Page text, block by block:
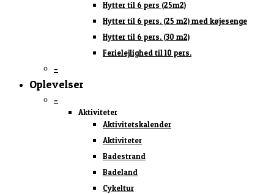
Hytter til 6 pers (25m2)
Hytter til 6 pers. (25 m2) med køjesenge
Hytter til 6 pers. (30 m2)
Ferielejlighed til 10 pers.
–
Oplevelser
–
Aktiviteter
Aktivitetskalender
Aktiviteter
Badestrand
Badeland
Cykeltur